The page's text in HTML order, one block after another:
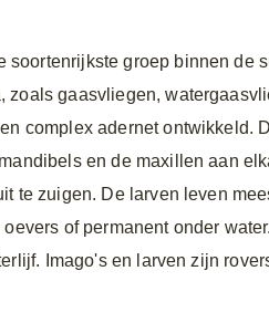
soortenrijkste groep binnen de
zoals gaasvliegen,
complex adernet ontwikkeld.
en de maxillen aan
te zuigen. De larven leven
of permanent onder
Imago's en larven zijn